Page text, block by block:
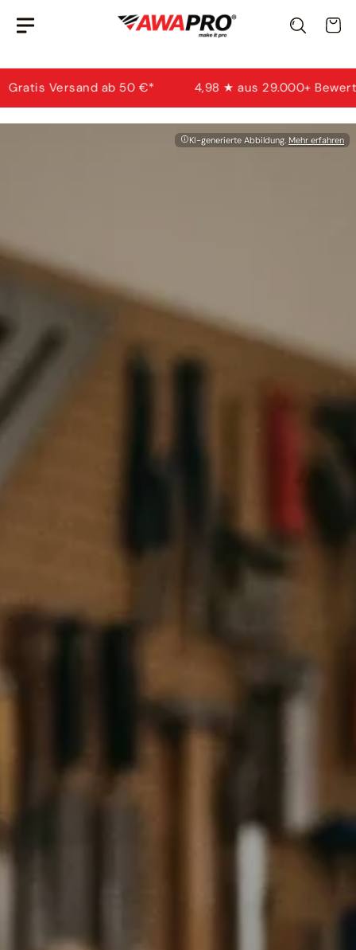
Zum
50 €* 4,98 ★ aus 29.000+ Bewertungen Kauf
KI-generierte Abbildung. Mehr erfahren
· KI-Berater